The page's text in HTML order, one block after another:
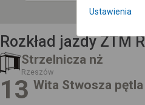
Rozkład jazdy ZTM
Strzelnicza nż
Rzeszów
13 Wita Stwosza pętla
Ustawienia